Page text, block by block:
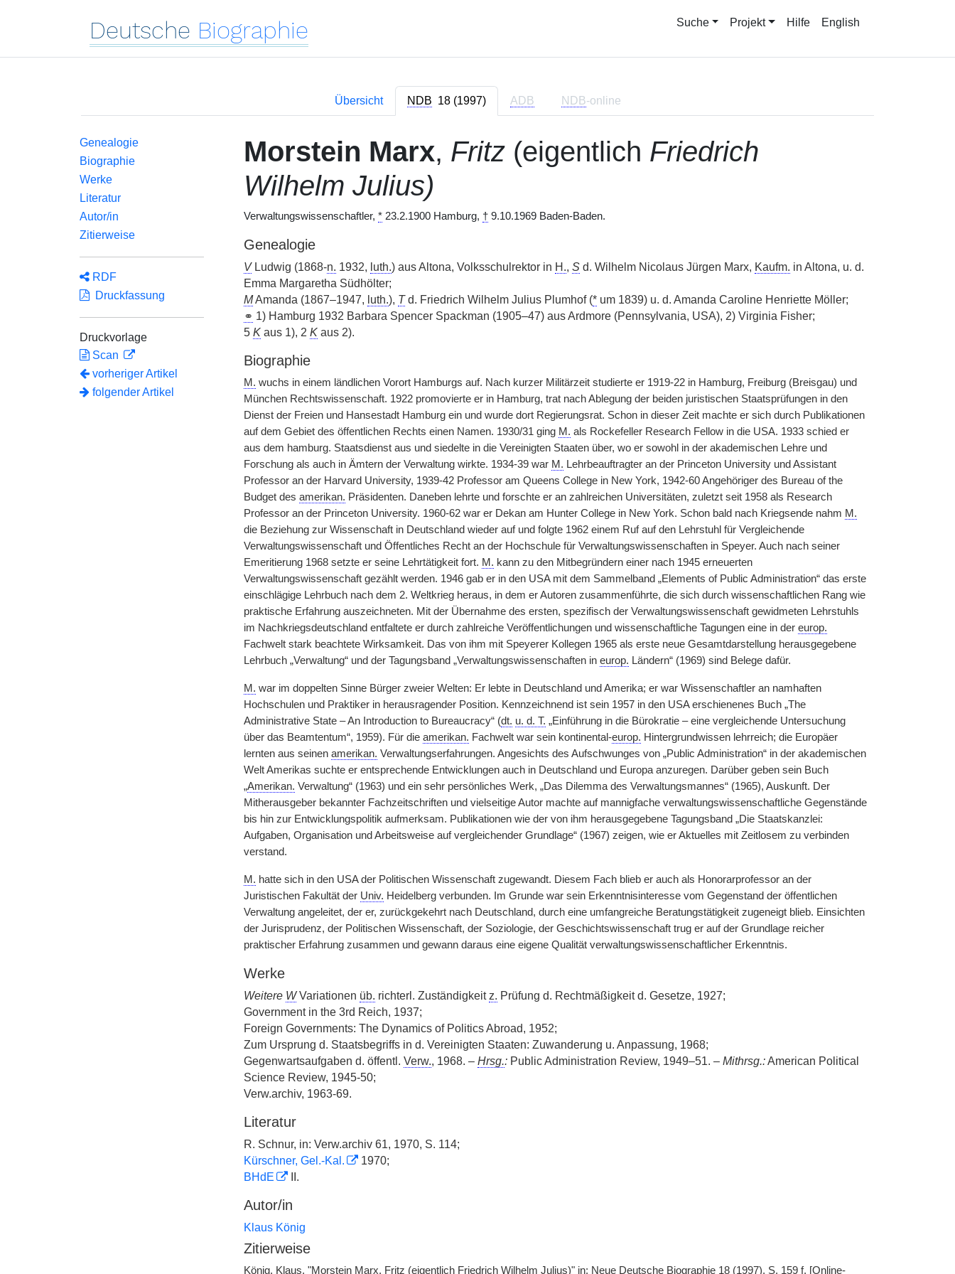
Deutsche Biographie Suche Projekt Hilfe English
Übersicht NDB 18 (1997) ADB NDB-online
Genealogie
Biographie
Werke
Literatur
Autor/in
Zitierweise
RDF
Druckfassung
Druckvorlage
Scan
vorheriger Artikel
folgender Artikel
Morstein Marx, Fritz(eigentlich Friedrich
Wilhelm Julius)
Verwaltungswissenschaftler, *23.2.1900 Hamburg, †9.10.1969 Baden-Baden.
Genealogie
VLudwig (1868-n. 1932, luth.) aus Altona, Volksschulrektor in H., Sd. Wilhelm Nicolaus Jürgen Marx, Kaufm. in Altona, u. d.
Emma Margaretha Südhölter;
MAmanda (1867–1947, luth.), Td. Friedrich Wilhelm Julius Plumhof (*um 1839) u. d. Amanda Caroline Henriette Möller;
⚭ 1) Hamburg 1932 Barbara Spencer Spackman (1905–47) aus Ardmore (Pennsylvania, USA), 2) Virginia Fisher;
5 Kaus 1), 2 Kaus 2).
Biographie
M. wuchs in einem ländlichen Vorort Hamburgs auf. Nach kurzer Militärzeit studierte er 1919-22 in Hamburg, Freiburg (Breisgau) und
München Rechtswissenschaft. 1922 promovierte er in Hamburg, trat nach Ablegung der beiden juristischen Staatsprüfungen in den
Dienst der Freien und Hansestadt Hamburg ein und wurde dort Regierungsrat. Schon in dieser Zeit machte er sich durch Publikationen
auf dem Gebiet des öffentlichen Rechts einen Namen. 1930/31 ging M. als Rockefeller Research Fellow in die USA. 1933 schied er
aus dem hamburg. Staatsdienst aus und siedelte in die Vereinigten Staaten über, wo er sowohl in der akademischen Lehre und
Forschung als auch in Ämtern der Verwaltung wirkte. 1934-39 war M. Lehrbeauftragter an der Princeton University und Assistant
Professor an der Harvard University, 1939-42 Professor am Queens College in New York, 1942-60 Angehöriger des Bureau of the
Budget des amerikan. Präsidenten. Daneben lehrte und forschte er an zahlreichen Universitäten, zuletzt seit 1958 als Research
Professor an der Princeton University. 1960-62 war er Dekan am Hunter College in New York. Schon bald nach Kriegsende nahm M.
die Beziehung zur Wissenschaft in Deutschland wieder auf und folgte 1962 einem Ruf auf den Lehrstuhl für Vergleichende
Verwaltungswissenschaft und Öffentliches Recht an der Hochschule für Verwaltungswissenschaften in Speyer. Auch nach seiner
Emeritierung 1968 setzte er seine Lehrtätigkeit fort. M. kann zu den Mitbegründern einer nach 1945 erneuerten
Verwaltungswissenschaft gezählt werden. 1946 gab er in den USA mit dem Sammelband „Elements of Public Administration“ das erste
einschlägige Lehrbuch nach dem 2. Weltkrieg heraus, in dem er Autoren zusammenführte, die sich durch wissenschaftlichen Rang wie
praktische Erfahrung auszeichneten. Mit der Übernahme des ersten, spezifisch der Verwaltungswissenschaft gewidmeten Lehrstuhls
im Nachkriegsdeutschland entfaltete er durch zahlreiche Veröffentlichungen und wissenschaftliche Tagungen eine in der europ.
Fachwelt stark beachtete Wirksamkeit. Das von ihm mit Speyerer Kollegen 1965 als erste neue Gesamtdarstellung herausgegebene
Lehrbuch „Verwaltung“ und der Tagungsband „Verwaltungswissenschaften in europ. Ländern“ (1969) sind Belege dafür.
M. war im doppelten Sinne Bürger zweier Welten: Er lebte in Deutschland und Amerika; er war Wissenschaftler an namhaften
Hochschulen und Praktiker in herausragender Position. Kennzeichnend ist sein 1957 in den USA erschienenes Buch „The
Administrative State – An Introduction to Bureaucracy“ (dt. u. d. T. „Einführung in die Bürokratie – eine vergleichende Untersuchung
über das Beamtentum“, 1959). Für die amerikan. Fachwelt war sein kontinental-europ. Hintergrundwissen lehrreich; die Europäer
lernten aus seinen amerikan. Verwaltungserfahrungen. Angesichts des Aufschwunges von „Public Administration“ in der akademischen
Welt Amerikas suchte er entsprechende Entwicklungen auch in Deutschland und Europa anzuregen. Darüber geben sein Buch
„Amerikan. Verwaltung“ (1963) und ein sehr persönliches Werk, „Das Dilemma des Verwaltungsmannes“ (1965), Auskunft. Der
Mitherausgeber bekannter Fachzeitschriften und vielseitige Autor machte auf mannigfache verwaltungswissenschaftliche Gegenstände
bis hin zur Entwicklungspolitik aufmerksam. Publikationen wie der von ihm herausgegebene Tagungsband „Die Staatskanzlei:
Aufgaben, Organisation und Arbeitsweise auf vergleichender Grundlage“ (1967) zeigen, wie er Aktuelles mit Zeitlosem zu verbinden
verstand.
M. hatte sich in den USA der Politischen Wissenschaft zugewandt. Diesem Fach blieb er auch als Honorarprofessor an der
Juristischen Fakultät der Univ. Heidelberg verbunden. Im Grunde war sein Erkenntnisinteresse vom Gegenstand der öffentlichen
Verwaltung angeleitet, der er, zurückgekehrt nach Deutschland, durch eine umfangreiche Beratungstätigkeit zugeneigt blieb. Einsichten
der Jurisprudenz, der Politischen Wissenschaft, der Soziologie, der Geschichtswissenschaft trug er auf der Grundlage reicher
praktischer Erfahrung zusammen und gewann daraus eine eigene Qualität verwaltungswissenschaftlicher Erkenntnis.
Werke
Weitere WVariationen üb. richterl. Zuständigkeit z. Prüfung d. Rechtmäßigkeit d. Gesetze, 1927;
Government in the 3rd Reich, 1937;
Foreign Governments: The Dynamics of Politics Abroad, 1952;
Zum Ursprung d. Staatsbegriffs in d. Vereinigten Staaten: Zuwanderung u. Anpassung, 1968;
Gegenwartsaufgaben d. öffentl. Verw., 1968. – Hrsg.:Public Administration Review, 1949–51. – Mithrsg.:American Political
Science Review, 1945-50;
Verw.archiv, 1963-69.
Literatur
R. Schnur, in: Verw.archiv 61, 1970, S. 114;
Kürschner, Gel.-Kal.
1970;
BHdE
II.
Autor/in
Klaus König
Zitierweise
König, Klaus, "Morstein Marx, Fritz (eigentlich Friedrich Wilhelm Julius)" in: Neue Deutsche Biographie 18 (1997), S. 159 f. [Online-